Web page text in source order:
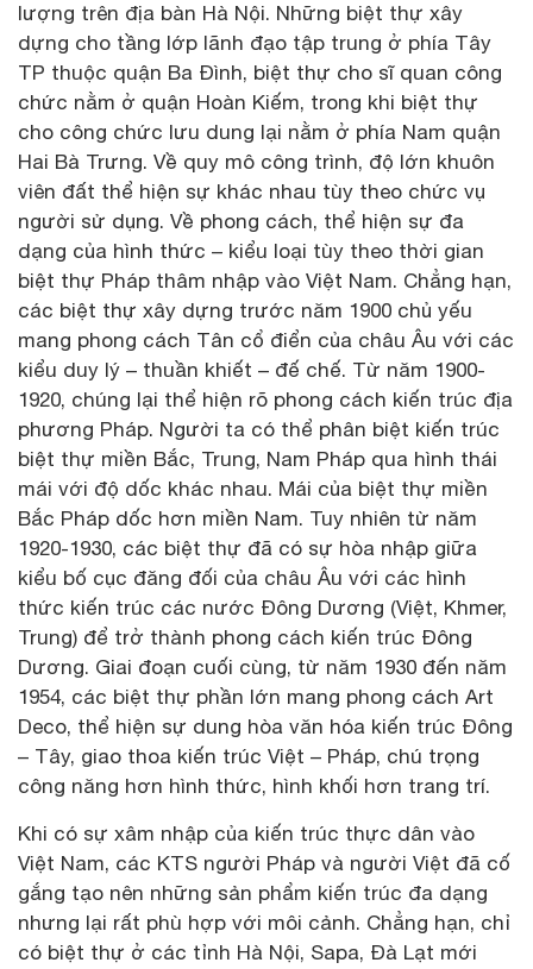
lượng trên địa bàn Hà Nội. Những biệt thự xây
dựng cho tầng lớp lãnh đạo tập trung ở phía Tây
TP thuộc quận Ba Đình, biệt thự cho sĩ quan công
chức nằm ở quận Hoàn Kiếm, trong khi biệt thự
cho công chức lưu dung lại nằm ở phía Nam quận
Hai Bà Trưng. Về quy mô công trình, độ lớn khuôn
viên đất thể hiện sự khác nhau tùy theo chức vụ
người sử dụng. Về phong cách, thể hiện sự đa
dạng của hình thức – kiểu loại tùy theo thời gian
biệt thự Pháp thâm nhập vào Việt Nam. Chẳng hạn,
các biệt thự xây dựng trước năm 1900 chủ yếu
mang phong cách Tân cổ điển của châu Âu với các
kiểu duy lý – thuần khiết – đế chế. Từ năm 1900-
1920, chúng lại thể hiện rõ phong cách kiến trúc địa
phương Pháp. Người ta có thể phân biệt kiến trúc
biệt thự miền Bắc, Trung, Nam Pháp qua hình thái
mái với độ dốc khác nhau. Mái của biệt thự miền
Bắc Pháp dốc hơn miền Nam. Tuy nhiên từ năm
1920-1930, các biệt thự đã có sự hòa nhập giữa
kiểu bố cục đăng đối của châu Âu với các hình
thức kiến trúc các nước Đông Dương (Việt, Khmer,
Trung) để trở thành phong cách kiến trúc Đông
Dương. Giai đoạn cuối cùng, từ năm 1930 đến năm
1954, các biệt thự phần lớn mang phong cách Art
Deco, thể hiện sự dung hòa văn hóa kiến trúc Đông
– Tây, giao thoa kiến trúc Việt – Pháp, chú trọng
công năng hơn hình thức, hình khối hơn trang trí.
Khi có sự xâm nhập của kiến trúc thực dân vào
Việt Nam, các KTS người Pháp và người Việt đã cố
gắng tạo nên những sản phẩm kiến trúc đa dạng
nhưng lại rất phù hợp với môi cảnh. Chẳng hạn, chỉ
có biệt thự ở các tỉnh Hà Nội, Sapa, Đà Lạt mới